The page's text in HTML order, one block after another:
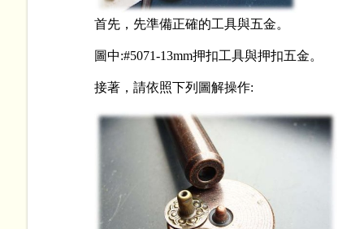
首先，先準備正確的工具與五金。
圖中:#5071-13mm押扣工具與押扣五金。
接著，請依照下列圖解操作: